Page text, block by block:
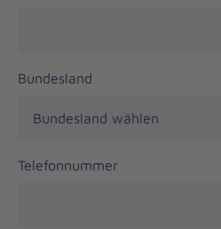
Bundesland
Telefonnummer